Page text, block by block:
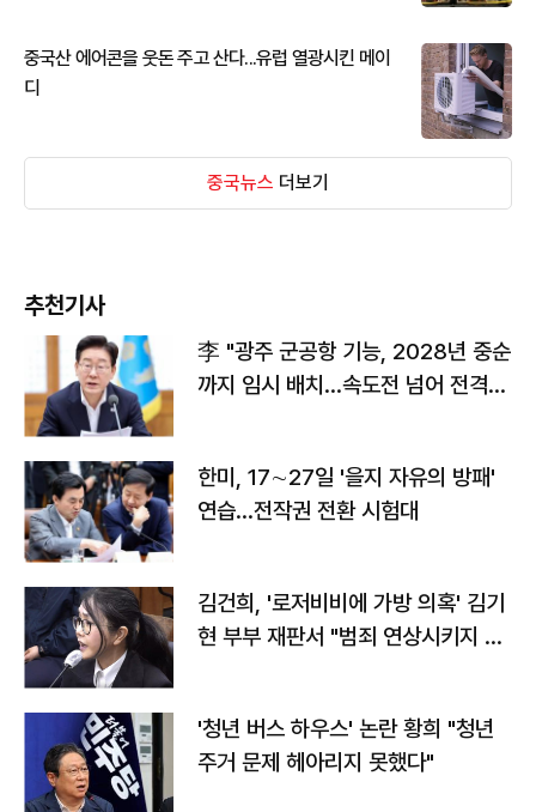
중국산 에어콘을 웃돈 주고 산다...유럽 열광시킨 메이
디
중국뉴스 더보기
추천기사
李 "광주 군공항 기능, 2028년 중순
까지 임시 배치…속도전 넘어 전격
한미, 17∼27일 '을지 자유의 방패'
연습…전작권 전환 시험대
김건희, '로저비비에 가방 의혹' 김기
현 부부 재판서 "범죄 연상시키지 말
'청년 버스 하우스' 논란 황희 "청년
주거 문제 헤아리지 못했다"